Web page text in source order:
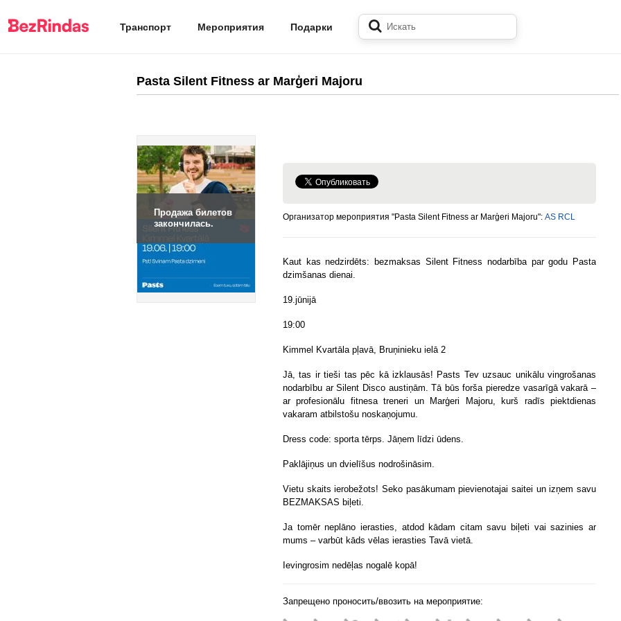
Транспорт Мероприятия Подарки
Pasta Silent Fitness ar Marģeri Majoru
Продажа билетов
закончилась.
Организатор мероприятия "Pasta Silent Fitness ar Marģeri Majoru": AS RCL
Kaut kas nedzirdēts: bezmaksas Silent Fitness nodarbība par godu Pasta
dzimšanas dienai.
19.jūnijā
19:00
Kimmel Kvartāla pļavā, Bruņinieku ielā 2
Jā, tas ir tieši tas pēc kā izklausās! Pasts Tev uzsauc unikālu vingrošanas
nodarbību ar Silent Disco austiņām. Tā būs forša pieredze vasarīgā vakarā –
ar profesionālu fitnesa treneri un Marģeri Majoru, kurš radīs piektdienas
vakaram atbilstošu noskaņojumu.
Dress code: sporta tērps. Jāņem līdzi ūdens.
Paklājiņus un dvielīšus nodrošināsim.
Vietu skaits ierobežots! Seko pasākumam pievienotajai saitei un izņem savu
BEZMAKSAS biļeti.
Ja tomēr neplāno ierasties, atdod kādam citam savu biļeti vai sazinies ar
mums – varbūt kāds vēlas ierasties Tavā vietā.
Ievingrosim nedēļas nogalē kopā!
Запрещено проносить/ввозить на мероприятие: